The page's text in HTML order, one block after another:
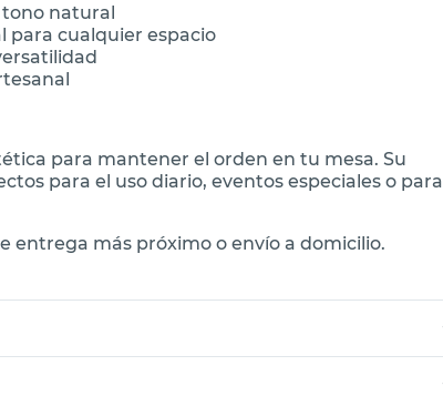
tono natural
para cualquier espacio
para mantener el orden en tu mesa. Su
para el uso diario, eventos especiales o para
entrega más próximo o envío a domicilio.